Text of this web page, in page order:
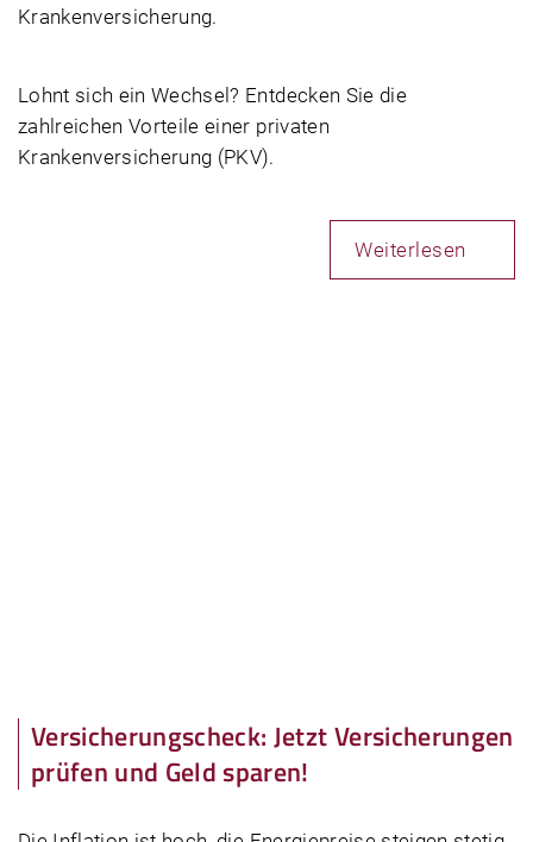
Krankenversicherung.
Lohnt sich ein Wechsel? Entdecken Sie die
zahlreichen Vorteile einer privaten
Krankenversicherung (PKV).
Weiterlesen
Versicherungscheck: Jetzt Versicherungen
prüfen und Geld sparen!